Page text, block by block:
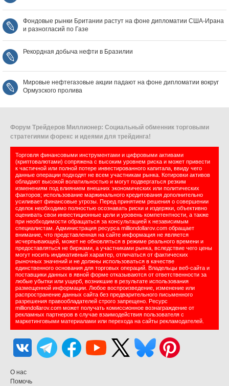
Фондовые рынки Британии растут на фоне дипломатии США‑Ирана
и разногласий по Газе
Рекордная добыча нефти в Бразилии
Мировые нефтегазовые акции падают на фоне дипломатии вокруг
Ормузского пролива
Форум Трейдеров Миллионер: Социальный обменник торговыми
стратегиями форекс и идеями для трейдинга!
Торговля финансовыми инструментами и цифровыми активами
(криптовалютами) сопряжена с высоким уровнем риска и может привести
к частичной или полной потере инвестированного капитала, ввиду чего
данные операции подходят не всем участникам рынка. Котировки активов
обладают высокой волатильностью и могут подвергаться резким
изменениям под влиянием внешних экономических или политических
факторов; использование маржинального кредитования дополнительно
усиливает финансовые угрозы. Перед принятием решения о совершении
сделок необходимо полностью осознавать риски и издержки, объективно
оценивать свои инвестиционные цели и уровень компетентности, а также
при необходимости обращаться за консультацией к независимым
специалистам. Администрация ресурса milliondollarov.com обращает
внимание, что представленная на сайте информация не является
исчерпывающей, может не обновляться в режиме реального времени и
предоставляться не биржами, а участниками рынка, вследствие чего цены
могут носить индикативный характер, отличаться от фактических
рыночных значений и не должны использоваться в качестве
единственного основания для торговых операций. Владельцы веб-сайта и
поставщики данных в явной форме отказываются от ответственности за
любые убытки или ущерб, возникшие в результате использования
размещенной информации. Любое воспроизведение, изменение или
распространение данных сайта без предварительного письменного
разрешения правообладателей строго запрещено. Ресурс
milliondollarov.com может получать комиссионное вознаграждение от
рекламных партнеров в случае взаимодействия пользователя с
маркетинговыми материалами или перехода на сайты рекламодателей.
О нас
Помочь